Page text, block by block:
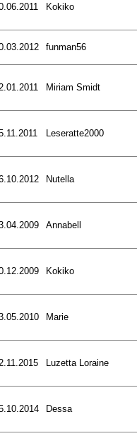
Kokiko
funman56
Miriam Smidt
Leseratte2000
Nutella
Annabell
Kokiko
Marie
Luzetta Loraine
Dessa